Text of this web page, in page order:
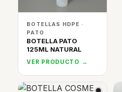
BOTELLAS HDPE ·
PATO
BOTELLA PATO
125ML NATURAL
VER PRODUCTO →